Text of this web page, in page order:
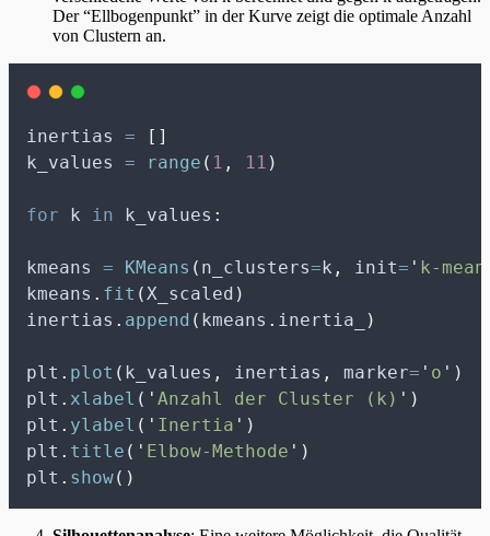
Der “Ellbogenpunkt” in der Kurve zeigt die optimale Anzahl
von Clustern an.
inertias =
[]
k_values = range ( 1 , 11 )
for k in k_values :
kmeans = KMeans ( n_clusters=k , init= ' k-
kmeans . fit (X_scaled )
inertias . append ( kmeans . inertia_ )
plt . plot ( k_values , inertias , marker= ' o ' )
plt . xlabel ( ' Anzahl der Cluster (k) ' )
plt . ylabel ( ' Inertia ' )
plt . title ( ' Elbow-Methode ' )
plt . show()